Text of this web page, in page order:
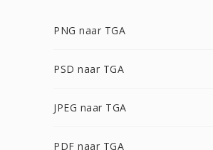
PNG naar TGA
PSD naar TGA
JPEG naar TGA
PDF naar TGA